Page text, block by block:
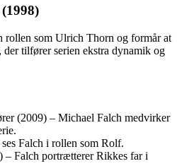
rollen som Ulrich Thorn og formår at
tilfører serien ekstra dynamik og
(2009) – Michael Falch medvirker
Falch i rollen som Rolf.
– Falch portrætterer Rikkes far i